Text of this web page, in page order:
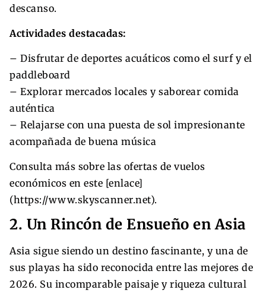
descanso.
Actividades destacadas:
– Disfrutar de deportes acuáticos como el surf y el
paddleboard
– Explorar mercados locales y saborear comida
auténtica
– Relajarse con una puesta de sol impresionante
acompañada de buena música
Consulta más sobre las ofertas de vuelos
económicos en este [enlace]
(https://www.skyscanner.net).
2. Un Rincón de Ensueño en Asia
Asia sigue siendo un destino fascinante, y una de
sus playas ha sido reconocida entre las mejores de
2026. Su incomparable paisaje y riqueza cultural